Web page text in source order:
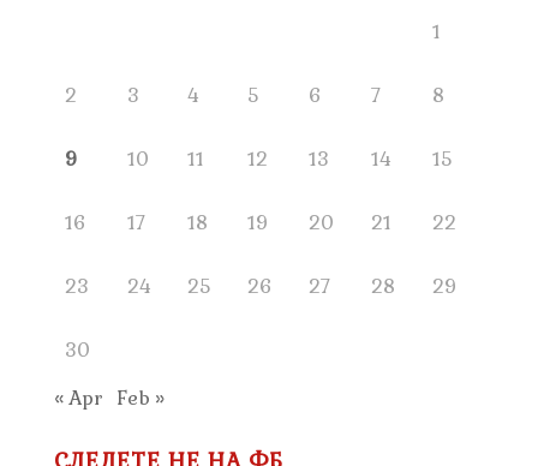
1
2 3 4 5 6 7 8
9 10 11 12 13 14 15
16 17 18 19 20 21 22
23 24 25 26 27 28 29
30
« Apr
Feb »
СЛЕДЕТЕ НЕ НА ФБ